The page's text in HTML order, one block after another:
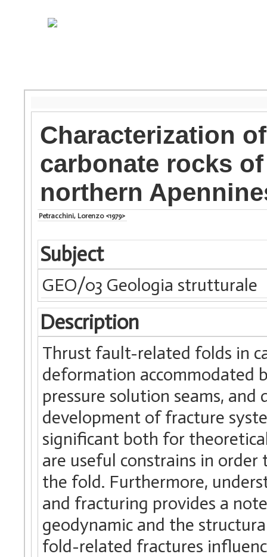
Characterization
carbonate rocks
northern
Petracchini, Lorenzo <1979>
Subject
GEO/03 Geologia strutturale
Description
Thrust fault-related folds in
deformation accommodated
pressure solution seams,
development of fracture
significant both for
are useful constrains in
the fold. Furthermore,
and fracturing provides a
geodynamic and the
fold-related fractures